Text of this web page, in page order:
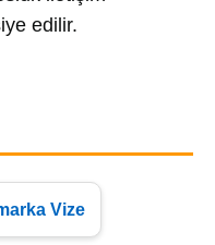
edilir.
Vize